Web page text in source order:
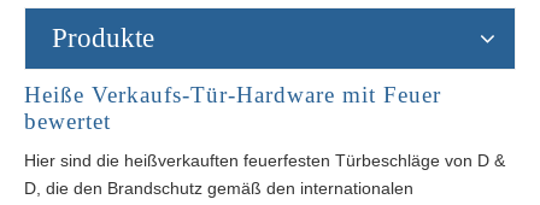
Produkte
Heiße Verkaufs-Tür-Hardware mit Feuer
bewertet
Hier sind die heißverkauften feuerfesten Türbeschläge von D &
D, die den Brandschutz gemäß den internationalen